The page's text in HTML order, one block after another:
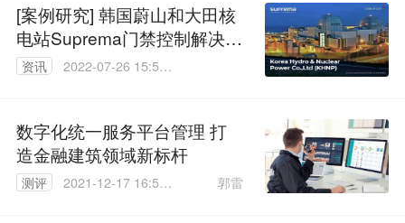
[案例研究] 韩国蔚山和大田核
电站Suprema门禁控制解决方
案
资讯
2022-07-26 15:50:
数字化统一服务平台管理 打
造金融建筑领域新标杆
测评
2021-12-17 16:52:
郭雷